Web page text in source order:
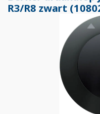
R3/R8 zwart